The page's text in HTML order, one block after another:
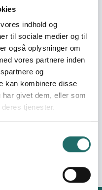
indhold og
til sociale medier og til
også oplysninger om
vores partnere inden
og
kan kombinere disse
givet dem, eller som
tjenester.
on strengthening
development
is to empower citizens
and collaboration
network. Over the
numerous
FutureLab Ukraine
methodological
resilience, digital
The organization
development and